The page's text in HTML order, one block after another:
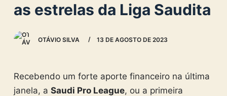
n
e
as estrelas da Liga Saudita
OTÁVIO SILVA 13 DE AGOSTO DE 2023
Recebendo um forte aporte financeiro na última
janela, a Saudi Pro League, ou a primeira